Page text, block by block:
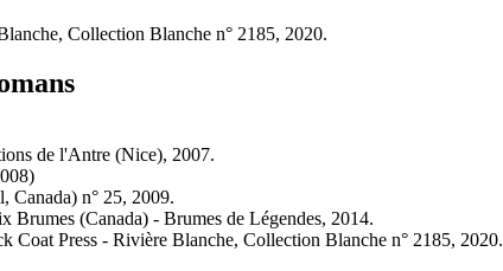
Collection Blanche n° 2185, 2020.
de l'Antre (Nice), 2007.
Canada) n° 25, 2009.
Brumes (Canada) - Brumes de Légendes, 2014.
Coat Press - Rivière Blanche, Collection Blanche n° 2185, 2020.